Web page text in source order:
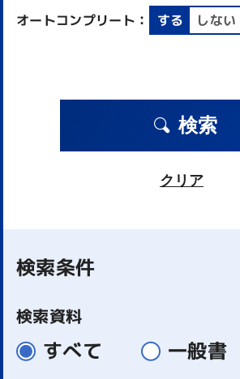
オートコンプリート： する しない
検索
クリア
検索条件
検索資料
すべて
一般書